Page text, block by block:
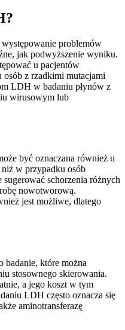
problemów
jak podwyższenie wyniku.
u pacjentów
z rzadkimi mutacjami
LDH w badaniu płynów z
wirusowym lub
być oznaczana również u
w przypadku osób
schorzenia różnych
nowotworową.
jest możliwe, dlatego
badanie, które można
stosownego skierowania.
a jego koszt w tym
LDH często oznacza się
aminotransferazę